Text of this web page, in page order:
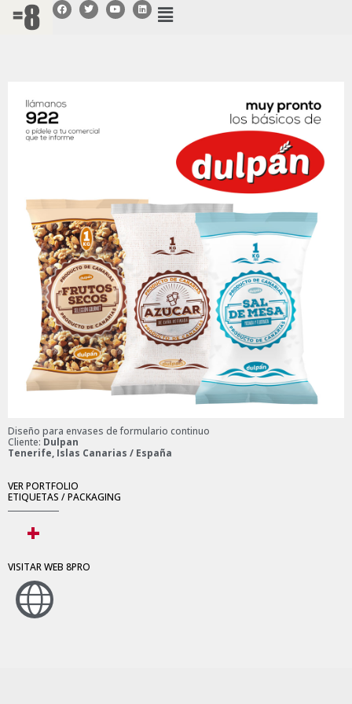
Diseño para envases de formulario continuo
Cliente: Dulpan
Tenerife, Islas Canarias / España
VER PORTFOLIO
ETIQUETAS / PACKAGING
+
VISITAR WEB 8PRO